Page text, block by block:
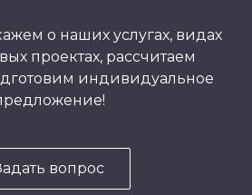
о наших услугах, видах
проектах, рассчитаем
индивидуальное
вопрос